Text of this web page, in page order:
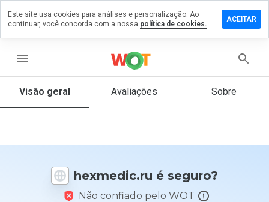
menu
Visão geral Avaliações Sobre
hexmedic.ru é seguro?
Não confiado pelo WOT
um
que
Este site usa cookies para análises e personalização. Ao
continuar, você concorda com a nossa política de cookies.
ACEITAR